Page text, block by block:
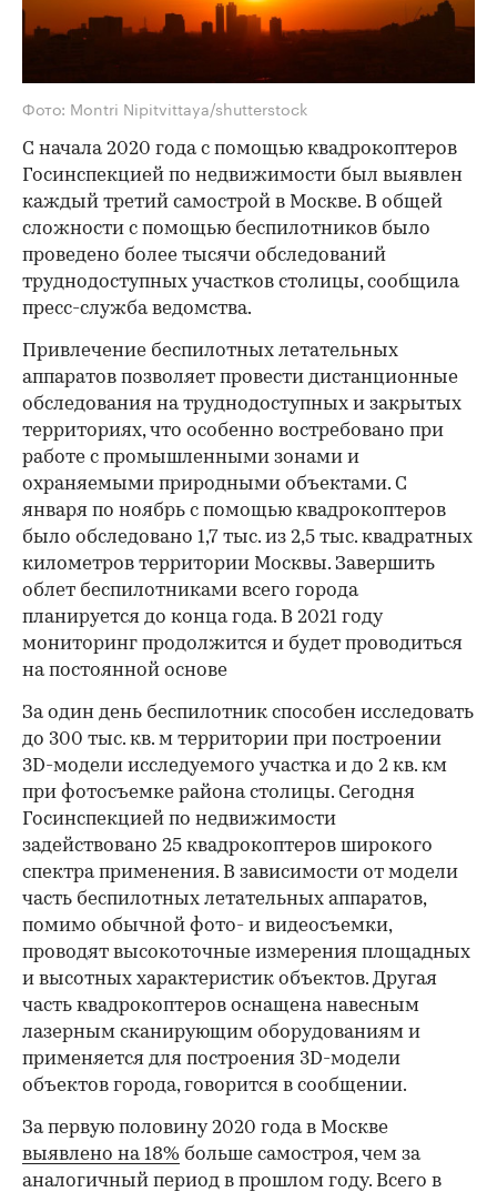
Фото: Montri Nipitvittaya/shutterstock
С начала 2020 года с помощью квадрокоптеров
Госинспекцией по недвижимости был выявлен
каждый третий самострой в Москве. В общей
сложности с помощью беспилотников было
проведено более тысячи обследований
труднодоступных участков столицы, сообщила
пресс-служба ведомства.
Привлечение беспилотных летательных
аппаратов позволяет провести дистанционные
обследования на труднодоступных и закрытых
территориях, что особенно востребовано при
работе с промышленными зонами и
охраняемыми природными объектами. С
января по ноябрь с помощью квадрокоптеров
было обследовано 1,7 тыс. из 2,5 тыс. квадратных
километров территории Москвы. Завершить
облет беспилотниками всего города
планируется до конца года. В 2021 году
мониторинг продолжится и будет проводиться
на постоянной основе
За один день беспилотник способен исследовать
до 300 тыс. кв. м территории при построении
3D-модели исследуемого участка и до 2 кв. км
при фотосъемке района столицы. Сегодня
Госинспекцией по недвижимости
задействовано 25 квадрокоптеров широкого
спектра применения. В зависимости от модели
часть беспилотных летательных аппаратов,
помимо обычной фото- и видеосъемки,
проводят высокоточные измерения площадных
и высотных характеристик объектов. Другая
часть квадрокоптеров оснащена навесным
лазерным сканирующим оборудованиям и
применяется для построения 3D-модели
объектов города, говорится в сообщении.
За первую половину 2020 года в Москве
выявлено на 18% больше самостроя, чем за
аналогичный период в прошлом году. Всего в